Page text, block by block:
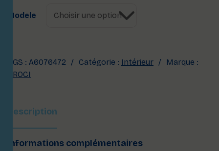
Modele
UGS : A6076472 Catégorie : Intérieur
Marque :
CROCI
Description
Informations complémentaires